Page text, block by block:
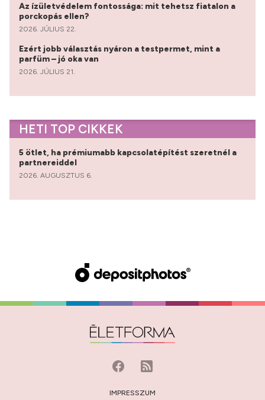
Az ízületvédelem fontossága: mit tehetsz fiatalon a
porckopás ellen?
2026. JÚLIUS 22.
Ezért jobb választás nyáron a testpermet, mint a
parfüm – jó oka van
2026. JÚLIUS 21.
HETI TOP CIKKEK
5 ötlet, ha prémiumabb kapcsolatépítést szeretnél a
partnereiddel
2026. AUGUSZTUS 6.
IMPRESSZUM